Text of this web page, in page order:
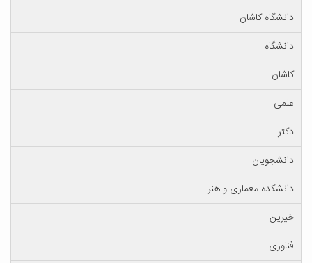
دانشگاه کاشان
دانشگاه
کاشان
علمی
دکتر
دانشجویان
دانشکده معماری و هنر
خیرین
فناوری